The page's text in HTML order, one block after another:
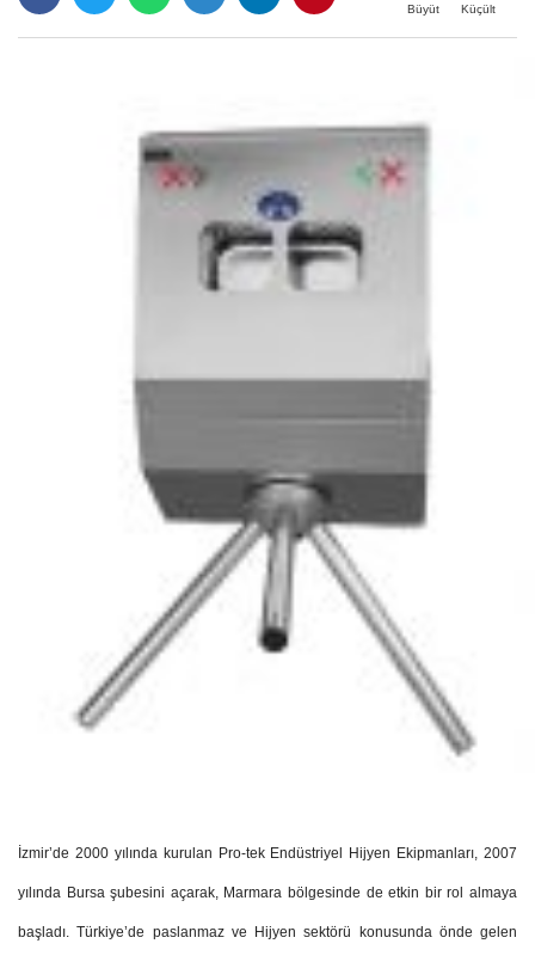
Büyüt Küçült
İzmir’de 2000 yılında kurulan Pro-tek Endüstriyel Hijyen Ekipmanları, 2007
yılında Bursa şubesini açarak, Marmara bölgesinde de etkin bir rol almaya
başladı. Türkiye’de paslanmaz ve Hijyen sektörü konusunda önde gelen